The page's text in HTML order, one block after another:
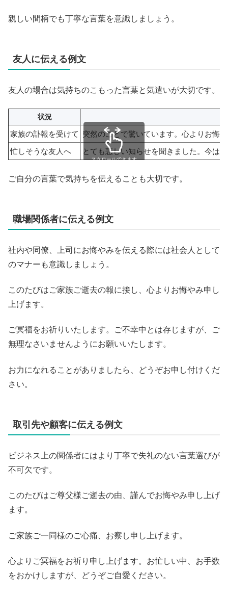
親しい間柄でも丁寧な言葉を意識しましょう。
友人に伝える例文
友人の場合は気持ちのこもった言葉と気遣いが大切です。
状況
家族の訃報を受けて 突然のことで驚いています。心よりお悔
忙しそうな友人へ
とても悲しい知らせを聞きました。今は
スクロールできます
ご自分の言葉で気持ちを伝えることも大切です。
職場関係者に伝える例文
社内や同僚、上司にお悔やみを伝える際には社会人として
のマナーも意識しましょう。
このたびはご家族ご逝去の報に接し、心よりお悔やみ申し
上げます。
ご冥福をお祈りいたします。ご不幸中とは存じますが、ご
無理なさいませんようにお願いいたします。
お力になれることがありましたら、どうぞお申し付けくだ
さい。
取引先や顧客に伝える例文
ビジネス上の関係者にはより丁寧で失礼のない言葉選びが
不可欠です。
このたびはご尊父様ご逝去の由、謹んでお悔やみ申し上げ
ます。
ご家族ご一同様のご心痛、お察し申し上げます。
心よりご冥福をお祈り申し上げます。お忙しい中、お手数
をおかけしますが、どうぞご自愛ください。